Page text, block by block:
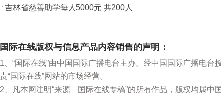
吉林省慈善助学每人5000元 共200人
国际在线版权与信息产品内容销售的声明：
1、“国际在线”由中国国际广播电台主办。经中国国际广播电
责“国际在线”网站的市场经营。
2、凡本网注明“来源：国际在线专稿”的所有作品，版权均属